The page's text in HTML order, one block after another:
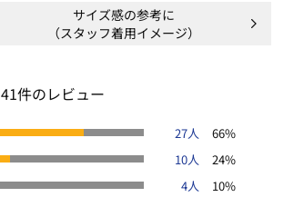
サイズ感の参考に
（スタッフ着用イメージ）
41件のレビュー
27人
66%
10人
24%
4人
10%